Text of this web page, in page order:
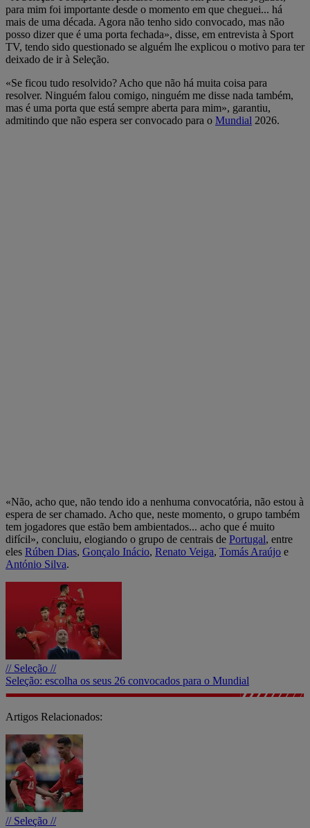
para mim foi importante desde o momento em que cheguei... há
mais de uma década. Agora não tenho sido convocado, mas não
posso dizer que é uma porta fechada», disse, em entrevista à Sport
TV, tendo sido questionado se alguém lhe explicou o motivo para ter
deixado de ir à Seleção.
«Se ficou tudo resolvido? Acho que não há muita coisa para
resolver. Ninguém falou comigo, ninguém me disse nada também,
mas é uma porta que está sempre aberta para mim», garantiu,
admitindo que não espera ser convocado para o Mundial 2026.
«Não, acho que, não tendo ido a nenhuma convocatória, não estou à
espera de ser chamado. Acho que, neste momento, o grupo também
tem jogadores que estão bem ambientados... acho que é muito
difícil», concluiu, elogiando o grupo de centrais de Portugal, entre
eles Rúben Dias, Gonçalo Inácio, Renato Veiga, Tomás Araújo e
António Silva.
// Seleção //
Seleção: escolha os seus 26 convocados para o Mundial
Artigos Relacionados:
// Seleção //